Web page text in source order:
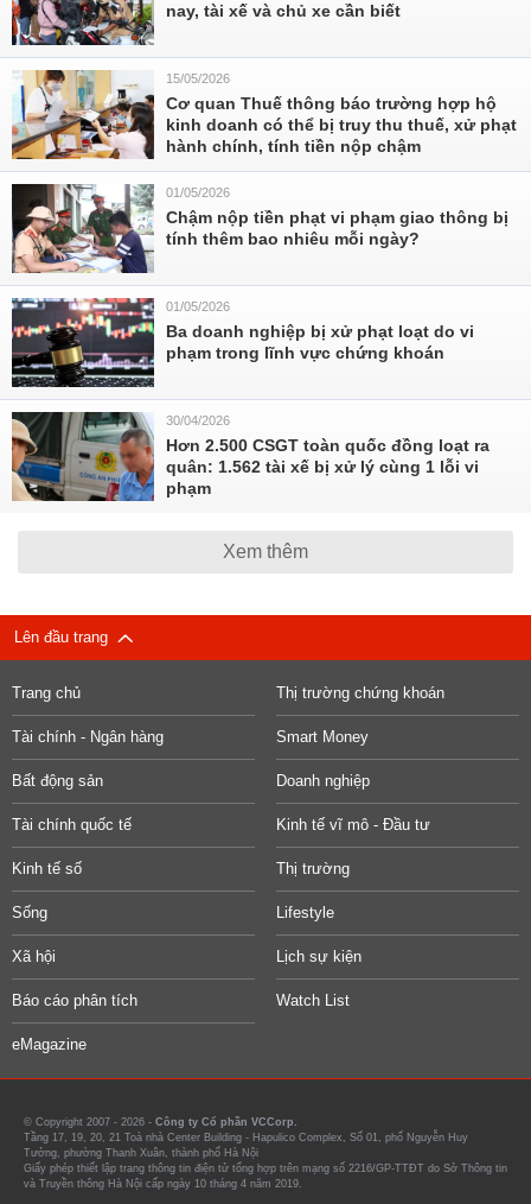
nay, tài xế và chủ xe cần biết
15/05/2026
Cơ quan Thuế thông báo trường hợp hộ
kinh doanh có thể bị truy thu thuế, xử phạt
hành chính, tính tiền nộp chậm
01/05/2026
Chậm nộp tiền phạt vi phạm giao thông bị
tính thêm bao nhiêu mỗi ngày?
01/05/2026
Ba doanh nghiệp bị xử phạt loạt do vi
phạm trong lĩnh vực chứng khoán
30/04/2026
Hơn 2.500 CSGT toàn quốc đồng loạt ra
quân: 1.562 tài xế bị xử lý cùng 1 lỗi vi
phạm
Xem thêm
Lên đầu trang
Trang chủ Thị trường chứng khoán
Tài chính - Ngân hàng Smart Money
Bất động sản Doanh nghiệp
Tài chính quốc tế Kinh tế vĩ mô - Đầu tư
Kinh tế số Thị trường
Sống Lifestyle
Xã hội Lịch sự kiện
Báo cáo phân tích Watch List
eMagazine
© Copyright 2007 - 2026 - Công ty Cổ phần VCCorp.
Tầng 17, 19, 20, 21 Toà nhà Center Building - Hapulico Complex, Số 01, phố Nguyễn Huy
Tưởng, phường Thanh Xuân, thành phố Hà Nội
Giấy phép thiết lập trang thông tin điện tử tổng hợp trên mạng số 2216/GP-TTĐT do Sở Thông tin
và Truyền thông Hà Nội cấp ngày 10 tháng 4 năm 2019.